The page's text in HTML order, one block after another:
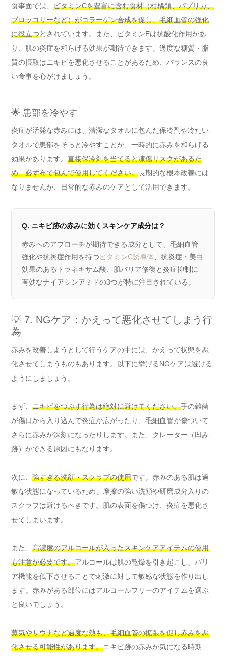
食事面では、 ビタミンCを豊富に含む食材（柑橘類、パプリカ、
ブロッコリーなど）がコラーゲン合成を促し、毛細血管の強化
に役立つとされています。また、ビタミンEは抗酸化作用があ
り、肌の炎症を和らげる効果が期待できます。過度な糖質・脂
質の摂取はニキビを悪化させることがあるため、バランスの良
い食事を心がけましょう。
🌟 患部を冷やす
炎症が活発な赤みには、清潔なタオルに包んだ保冷剤や冷たい
タオルで患部をそっと冷やすことが、一時的に赤みを和らげる
効果があります。 直接保冷剤を当てると凍傷リスクがあるた
め、必ず布で包んで使用してください。長期的な根本改善には
なりませんが、日常的な赤みのケアとして活用できます。
Q. ニキビ跡の赤みに効くスキンケア成分は？
赤みへのアプローチが期待できる成分として、毛細血管
強化や抗炎症作用を持つビタミンC誘導体 、抗炎症・美白
効果のあるトラネキサム酸、肌バリア修復と炎症抑制に
有効なナイアシンアミドの3つが特に注目されている。
💡 7. NGケア：かえって悪化させてしまう行
為
赤みを改善しようとして行うケアの中には、かえって状態を悪
化させてしまうものもあります。以下に挙げるNGケアは避ける
ようにしましょう。
まず、 ニキビをつぶす行為は絶対に避けてください。手の雑菌
が傷口から入り込んで炎症が広がったり、毛細血管が傷ついて
さらに赤みが深刻になったりします。また、クレーター（凹み
跡）ができる原因にもなります。
次に、 強すぎる洗顔・スクラブの使用です。赤みのある肌は過
敏な状態になっているため、摩擦の強い洗顔や研磨成分入りの
スクラブは避けるべきです。肌の表面を傷つけ、炎症を悪化さ
せてしまいます。
また、 高濃度のアルコールが入ったスキンケアアイテムの使用
も注意が必要です。アルコールは肌の乾燥を引き起こし、バリ
ア機能を低下させることで刺激に対して敏感な状態を作り出し
ます。赤みがある部位にはアルコールフリーのアイテムを選ぶ
と良いでしょう。
蒸気やサウナなど過度な熱も、毛細血管の拡張を促し赤みを悪
化させる可能性があります。ニキビ跡の赤みが気になる時期